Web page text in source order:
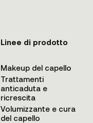
Linee di prodotto
Makeup del capello
Trattamenti
anticaduta e
ricrescita
Volumizzante e cura
del capello